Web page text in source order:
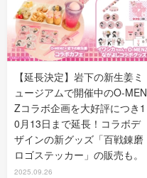
【延長決定】岩下の新生姜ミ
ュージアムで開催中のO-MEN
Zコラボ企画を大好評につき1
0月13日まで延長！コラボデ
ザインの新グッズ「百戦錬磨
ロゴステッカー」の販売も。
2025.09.26